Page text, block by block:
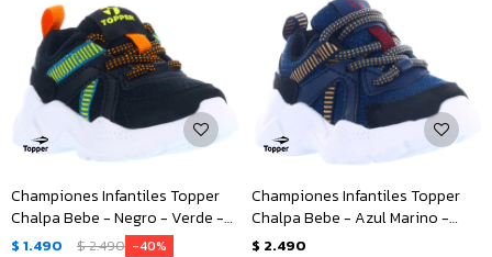
Championes Infantiles Topper
Chalpa Bebe - Negro - Verde -
Anaranjado
$ 1.490 $2.490 40
Championes Infantiles Topper
Chalpa Bebe - Azul Marino -
Negro - Beige
$ 2.490